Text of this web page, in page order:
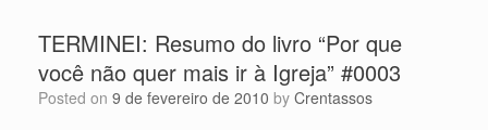
TERMINEI: Resumo do livro “Por que
você não quer mais ir à Igreja” #0003
Posted on 9 de fevereiro de 2010 by Crentassos